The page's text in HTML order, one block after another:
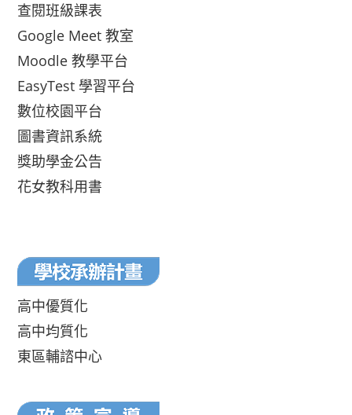
查閱班級課表
Google Meet 教室
Moodle 教學平台
EasyTest 學習平台
數位校園平台
圖書資訊系統
獎助學金公告
花女教科用書
高中優質化
高中均質化
東區輔諮中心